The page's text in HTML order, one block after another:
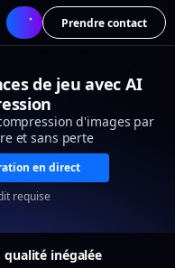
Prendre contact
de jeu avec AI
d'images par
et sans perte
en direct
requise
inégalée